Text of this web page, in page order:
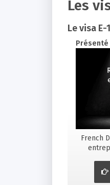
Les
Le visa
Présenté
French